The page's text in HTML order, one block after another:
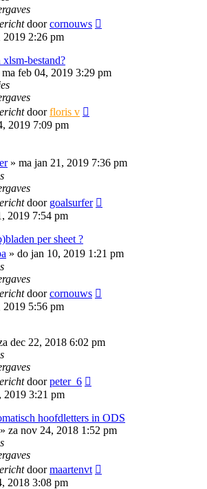
doorcornouws
2019 2:26 pm
bestand?
ma feb 04, 2019 3:29 pm
doorfloris v
2019 7:09 pm
» ma jan 21, 2019 7:36 pm
door goalsurfer
2019 7:54 pm
per sheet ?
» do jan 10, 2019 1:21 pm
doorcornouws
2019 5:56 pm
dec 22, 2018 6:02 pm
doorpeter_6
2019 3:21 pm
hoofdletters in ODS
» za nov 24, 2018 1:52 pm
doormaartenvt
2018 3:08 pm